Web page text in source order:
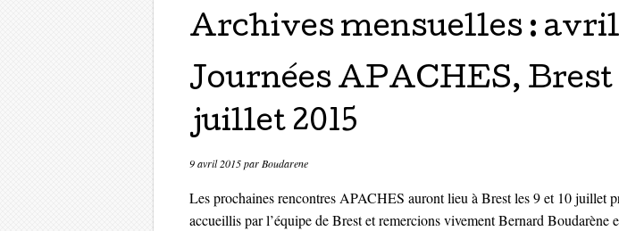
Archives mensuelles : avril
Journées APACHES, Brest
juillet 2015
9 avril 2015par Boudarene
Les prochaines rencontres APACHES auront lieu à Brest les 9 et 10 juillet
accueillis par l’équipe de Brest et remercions vivement Bernard Boudarène